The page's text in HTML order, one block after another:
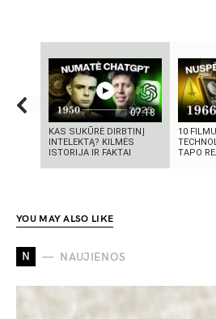
07:18
KAS SUKŪRĖ DIRBTINĮ
INTELEKTĄ? KILMĖS
ISTORIJA IR FAKTAI
10
TAPO
YOU MAY ALSO LIKE
N NAUJIENOS